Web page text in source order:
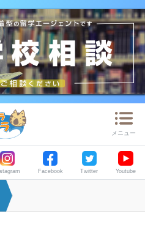
メニュー
Facebook Twitter Youtube